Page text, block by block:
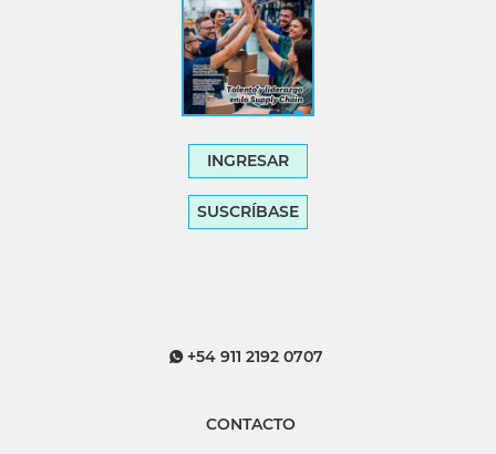
INGRESAR
SUSCRÍBASE
+54 911 2192 0707
CONTACTO